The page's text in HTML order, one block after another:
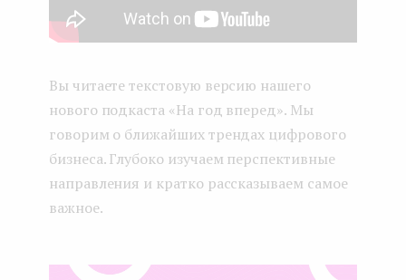
Вы читаете текстовую версию нашего
нового подкаста «На год вперед». Мы
говорим о ближайших трендах цифрового
бизнеса. Глубоко изучаем перспективные
направления и кратко рассказываем самое
важное.